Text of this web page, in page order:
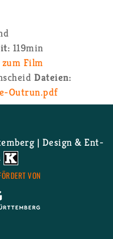
119­min
Film
Da­tei­en:
Ou­trun.pdf
| De­sign & Ent­
VON